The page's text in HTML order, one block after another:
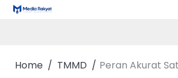
Skip
Home TMMD Peran Akurat